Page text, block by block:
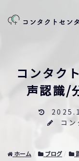
コンタク
声認識/
コン
ホーム ブログ